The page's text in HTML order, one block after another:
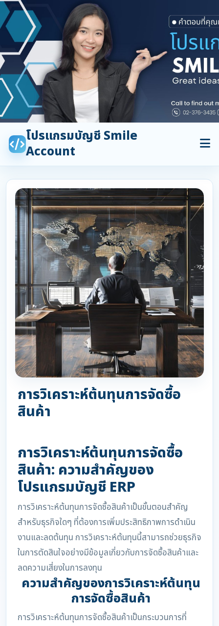
โปรแกรมบัญชี Smile
Account
การวิเคราะห์ต้นทุนการจัดซื้อ
สินค้า
การวิเคราะห์ต้นทุนการจัดซื้อ
สินค้า: ความสำคัญของ
โปรแกรมบัญชี ERP
การวิเคราะห์ต้นทุนการจัดซื้อสินค้าเป็นขั้นตอนสำคัญ
สำหรับธุรกิจใดๆ ที่ต้องการเพิ่มประสิทธิภาพการดำเนิน
งานและลดต้นทุน การวิเคราะห์ต้นทุนนี้สามารถช่วยธุรกิจ
ในการตัดสินใจอย่างมีข้อมูลเกี่ยวกับการจัดซื้อสินค้าและ
ลดความเสี่ยงในการลงทุน
ความสำคัญของการวิเคราะห์ต้นทุน
การจัดซื้อสินค้า
การวิเคราะห์ต้นทุนการจัดซื้อสินค้าเป็นกระบวนการที่